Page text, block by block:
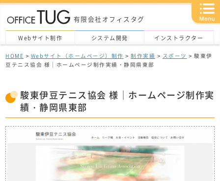
有限会社オフィスタグ
Webサイト制作 システム開発 インストラクター
HOME > Webサイト（ホームページ）制作 >制作実績 > スポーツ > 駿東伊
豆テニス協会 様｜ホームページ制作実績・静岡県東部
駿東伊豆テニス協会 様｜ホームページ制作実
績・静岡県東部